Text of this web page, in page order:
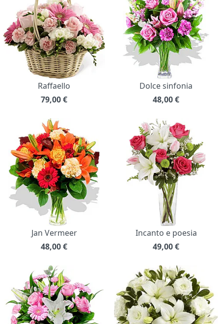
Raffaello
79,00€
Dolce sinfonia
48,00€
Jan Vermeer
48,00€
Incanto e poesia
49,00€